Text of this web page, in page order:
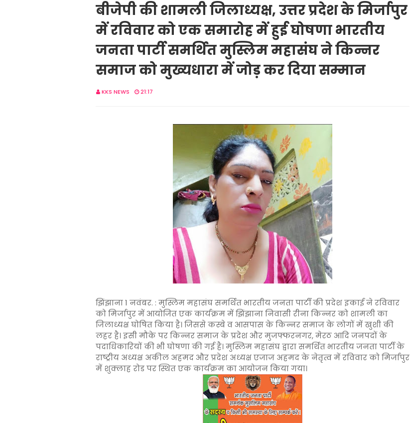
बीजेपी की शामली जिलाध्यक्ष, उत्तर प्रदेश के मिर्जापुर
में रविवार को एक समारोह में हुई घोषणा भारतीय
जनता पार्टी समर्थित मुस्लिम महासंघ ने किन्नर
समाज को मुख्यधारा में जोड़ कर दिया सम्मान
KKS NEWS 21:17
झिंझाना 1 नवंबर. : मुस्लिम महासंघ समर्थित भारतीय जनता पार्टी की प्रदेश इकाई ने रविवार
को मिर्जापुर में आयोजित एक कार्यक्रम में झिंझाना निवासी रीना किन्नर को शामली का
जिलाध्यक्ष घोषित किया है। जिससे कस्बे व आसपास के किन्नर समाज के लोगों में खुशी की
लहर है। इसी मौके पर किन्नर समाज के प्रदेश और मुजफ्फरनगर, मेरठ आदि जनपदों के
पदाधिकारियों की भी घोषणा की गई है। मुस्लिम महासंघ द्वारा समर्थित भारतीय जनता पार्टी के
राष्ट्रीय अध्यक्ष अकील अहमद और प्रदेश अध्यक्ष एजाज अहमद के नेतृत्व में रविवार को मिर्जापुर
में शुक्लाह रोड पर स्थित एक कार्यक्रम का आयोजन किया गया।